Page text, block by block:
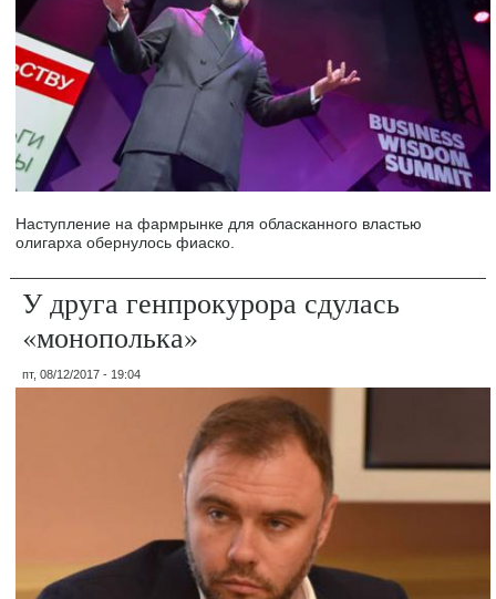
Наступление на фармрынке для обласканного властью
олигарха обернулось фиаско.
У друга генпрокурора сдулась
«монополька»
пт, 08/12/2017 - 19:04